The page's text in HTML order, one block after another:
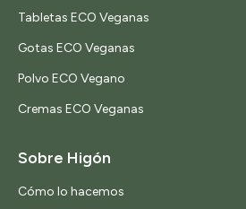
Tabletas ECO Veganas
Gotas ECO Veganas
Polvo ECO Vegano
Cremas ECO Veganas
Sobre Higón
Cómo lo hacemos